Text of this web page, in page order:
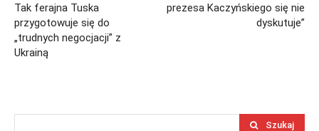
Tak ferajna Tuska
przygotowuje się do
„trudnych negocjacji” z
Ukrainą
prezesa Kaczyńskiego się nie
dyskutuje”
Szukaj